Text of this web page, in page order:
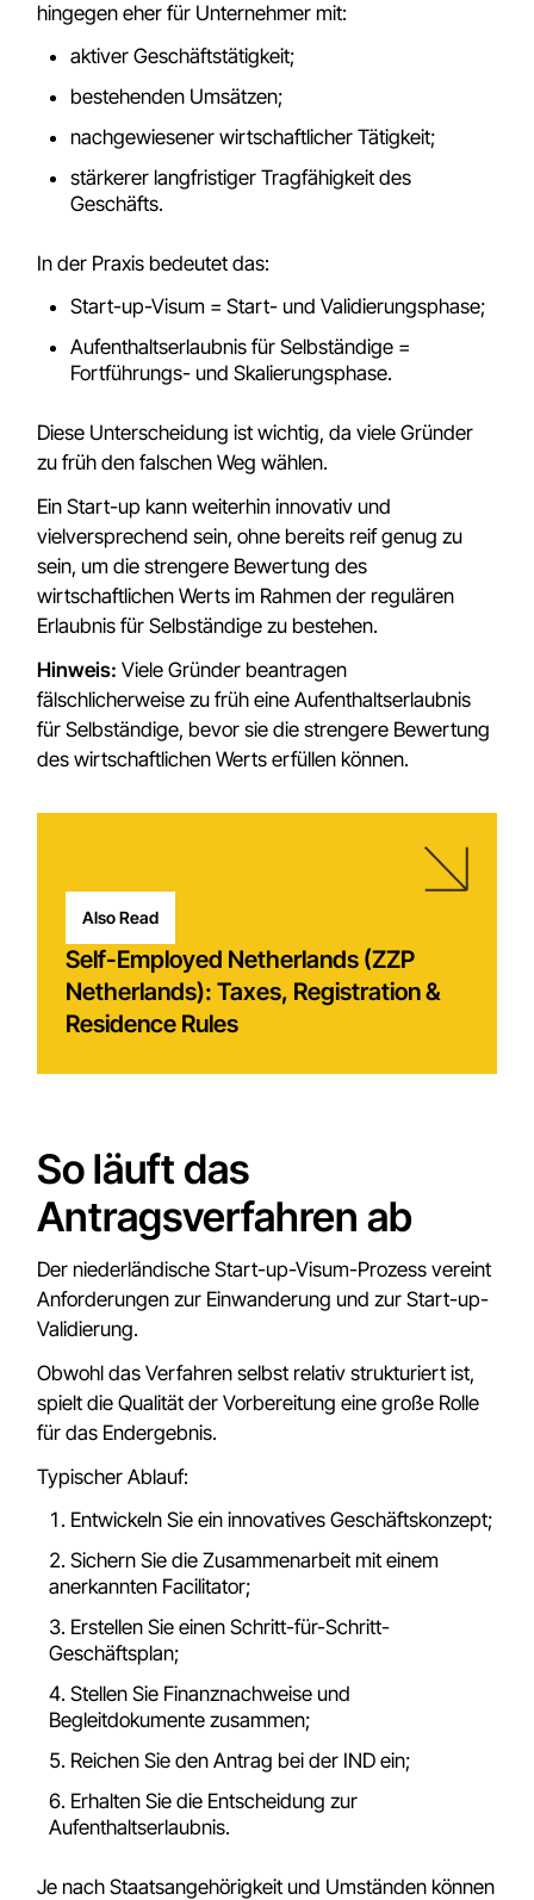
hingegen eher für Unternehmer mit:
aktiver Geschäftstätigkeit;
bestehenden Umsätzen;
nachgewiesener wirtschaftlicher Tätigkeit;
stärkerer langfristiger Tragfähigkeit des
Geschäfts.
In der Praxis bedeutet das:
Start-up-Visum = Start- und Validierungsphase;
Aufenthaltserlaubnis für Selbständige =
Fortführungs- und Skalierungsphase.
Diese Unterscheidung ist wichtig, da viele Gründer
zu früh den falschen Weg wählen.
Ein Start-up kann weiterhin innovativ und
vielversprechend sein, ohne bereits reif genug zu
sein, um die strengere Bewertung des
wirtschaftlichen Werts im Rahmen der regulären
Erlaubnis für Selbständige zu bestehen.
Hinweis: Viele Gründer beantragen
fälschlicherweise zu früh eine Aufenthaltserlaubnis
für Selbständige, bevor sie die strengere Bewertung
des wirtschaftlichen Werts erfüllen können.
Also Read
Self-Employed Netherlands (ZZP
Netherlands): Taxes, Registration &
Residence Rules
So läuft das
Antragsverfahren ab
Der niederländische Start-up-Visum-Prozess vereint
Anforderungen zur Einwanderung und zur Start-up-
Validierung.
Obwohl das Verfahren selbst relativ strukturiert ist,
spielt die Qualität der Vorbereitung eine große Rolle
für das Endergebnis.
Typischer Ablauf:
Entwickeln Sie ein innovatives Geschäftskonzept;
Sichern Sie die Zusammenarbeit mit einem
anerkannten Facilitator;
Erstellen Sie einen Schritt-für-Schritt-
Geschäftsplan;
Stellen Sie Finanznachweise und
Begleitdokumente zusammen;
Reichen Sie den Antrag bei der IND ein;
Erhalten Sie die Entscheidung zur
Aufenthaltserlaubnis.
Je nach Staatsangehörigkeit und Umständen können